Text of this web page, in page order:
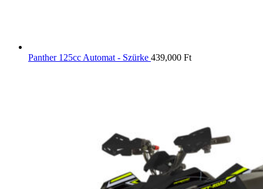
Panther 125cc Automat - Szürke 439,000 Ft